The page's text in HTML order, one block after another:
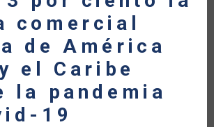
comercial
de América
el Caribe
la pandemia
19